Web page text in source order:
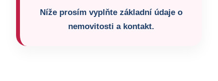
Níže prosím vyplňte základní údaje o
nemovitosti a kontakt.